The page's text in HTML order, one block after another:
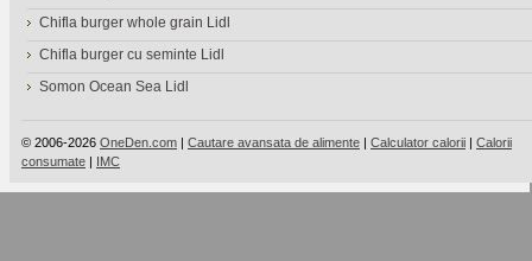
Chifla burger whole grain Lidl
Chifla burger cu seminte Lidl
Somon Ocean Sea Lidl
© 2006-2026 OneDen.com | Cautare avansata de alimente | Calculator calorii | Calorii
consumate | IMC